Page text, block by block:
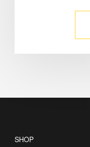
SHOP